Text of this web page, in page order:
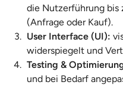
die Nutzerführung bis
(Anfrage oder Kauf).
User Interface (UI):
widerspiegelt und
Testing &
und bei Bedarf